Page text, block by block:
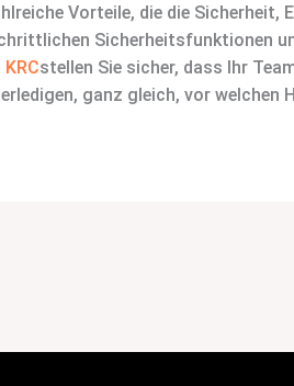
Vorteile, die die
Sicherheitsfunktionen
stellen Sie sicher, dass Ihr
ganz gleich, vor welchen